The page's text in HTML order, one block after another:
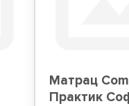
Матрац
Практик